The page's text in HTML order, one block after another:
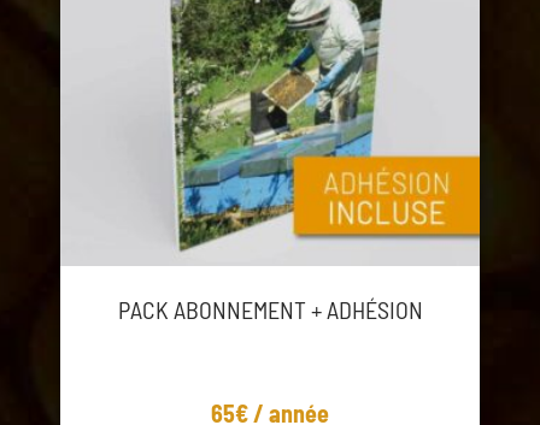
PACK ABONNEMENT + ADHÉSION
65€ / année